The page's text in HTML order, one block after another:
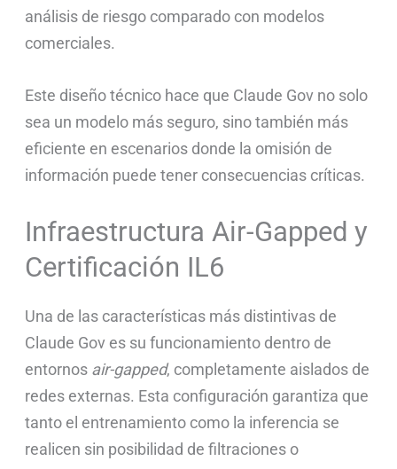
análisis de riesgo comparado con modelos
comerciales.
Este diseño técnico hace que Claude Gov no solo
sea un modelo más seguro, sino también más
eficiente en escenarios donde la omisión de
información puede tener consecuencias críticas.
Infraestructura Air-Gapped y
Certificación IL6
Una de las características más distintivas de
Claude Gov es su funcionamiento dentro de
entornos air-gapped, completamente aislados de
redes externas. Esta configuración garantiza que
tanto el entrenamiento como la inferencia se
realicen sin posibilidad de filtraciones o